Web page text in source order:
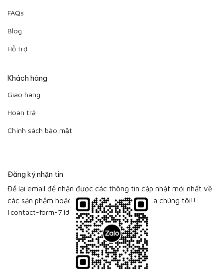
FAQs
Blog
Hỗ trợ
Khách hàng
Giao hàng
Hoàn trả
Chính sách bảo mật
Đăng ký nhận tin
Để lại email để nhận được các thông tin cập nhật mới nhất về
các sản phẩm hoặc bộ sưu tập sản phẩm của chúng tôi!!
[contact-form-7 id="115"]